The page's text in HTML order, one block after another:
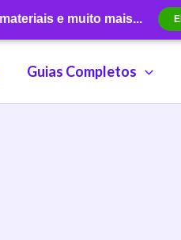
e muito mais...
Guias Completos